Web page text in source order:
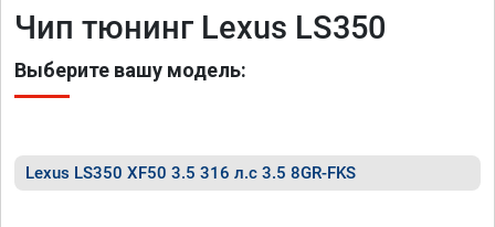
Чип тюнинг Lexus LS350
Выберите вашу модель:
Lexus LS350 XF50 3.5 316 л.с 3.5 8GR-FKS